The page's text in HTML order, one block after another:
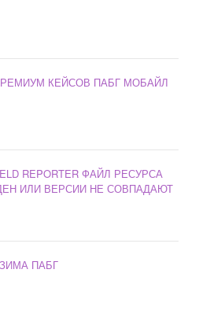
КЕЙСОВ ПАБГ МОБАЙЛ
REPORTER ФАЙЛ РЕСУРСА
ИЛИ ВЕРСИИ НЕ СОВПАДАЮТ
ПАБГ